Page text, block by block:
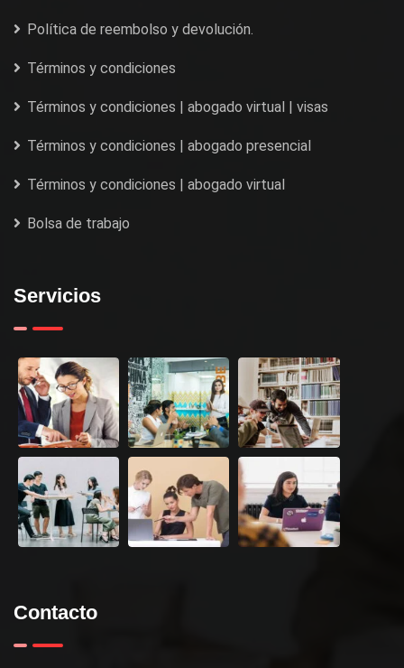
Política de reembolso y devolución.
Términos y condiciones
Términos y condiciones | abogado virtual | visas
Términos y condiciones | abogado presencial
Términos y condiciones | abogado virtual
Bolsa de trabajo
Servicios
Contacto